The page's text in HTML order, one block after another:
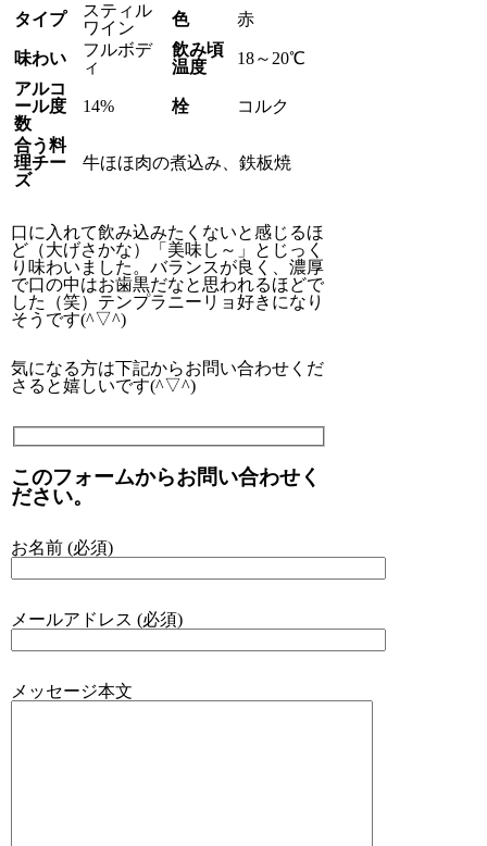
タイプ
スティル
ワイン
色 赤
味わい
フルボデ
ィ
飲み頃
温度
18～20℃
アルコ
ール度
数
14% 栓 コルク
合う料
理チー
ズ
牛ほほ肉の煮込み、鉄板焼
口に入れて飲み込みたくないと感じるほ
ど（大げさかな）「美味し～」とじっく
り味わいました。バランスが良く、濃厚
で口の中はお歯黒だなと思われるほどで
した（笑）テンプラニーリョ好きになり
そうです(^▽^)
気になる方は下記からお問い合わせくだ
さると嬉しいです(^▽^)
このフォームからお問い合わせく
ださい。
お名前 (必須)
メールアドレス (必須)
メッセージ本文